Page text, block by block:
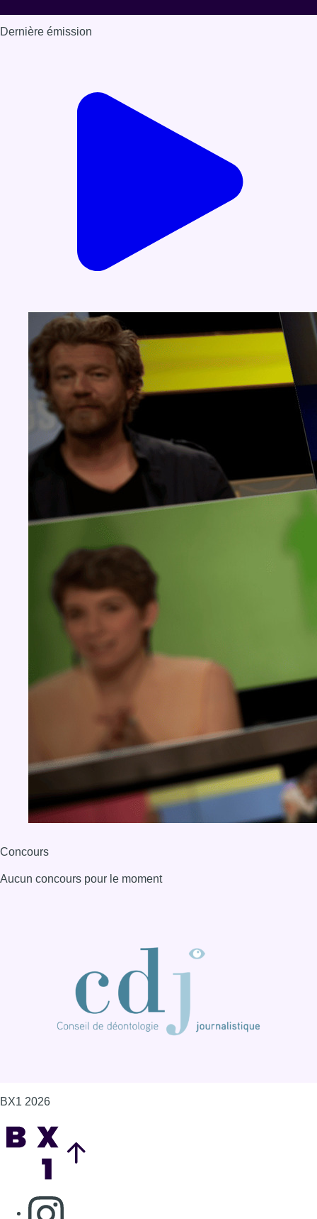
Dernière émission
Concours
Aucun concours pour le moment
BX1 2026
Consulter page Instagram